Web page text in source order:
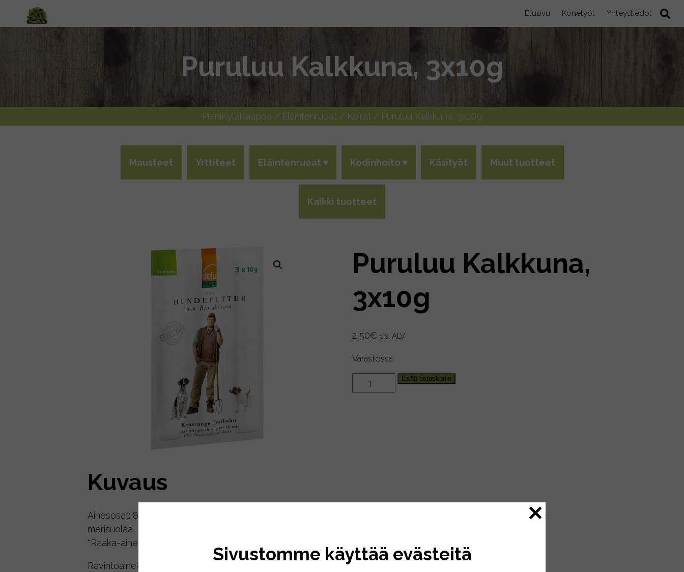
Etusivu Konetyöt Yhteystiedot
Puruluu Kalkkuna, 3x10g
PieniKyläKauppa / Eläintenruoat / Koirat / Puruluu Kalkkuna, 3x10g
Mausteet Yrttiteet Eläintenruoat Kodinhoito Käsityöt Muut tuotteet
Kaikki tuotteet
Puruluu Kalkkuna,
3x10g
2,50€ sis. ALV
Varastossa
Kalkkuna,
Lisää ostoskoriin
Kuvaus
Ainesosat: 86,5% kalkkunaa*, 9,9% kanaproteiinia*, 1,5% jauhettua pellavansiementä*, 1% gelatiinia* (sian nahka),
merisuolaa, rosmariinia*, tyrniä*.
*Raaka-aineet luomutuotettuja
Ravintoainekoostumus:
Sivustomme käyttää evästeitä